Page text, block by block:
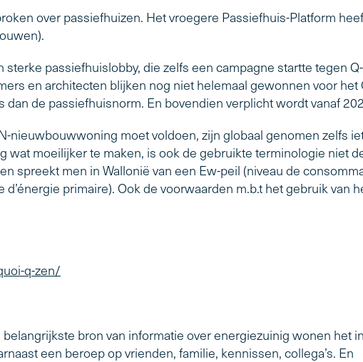
over passiefhuizen. Het vroegere Passiefhuis-Platform
passiefhuislobby, die zelfs een campagne startte tegen
en architecten blijken nog niet helemaal gewonnen voor het
de passiefhuisnorm. En bovendien verplicht wordt vanaf
nieuwbouwwoning moet voldoen, zijn globaal genomen zelfs
wat moeilijker te maken, is ook de gebruikte terminologie niet
spreekt men in Wallonië van een Ew-peil (niveau de
primaire). Ook de voorwaarden m.b.t het gebruik van
q-zen/
bron van informatie over energiezuinig wonen het
een beroep op vrienden, familie, kennissen, collega’s. En